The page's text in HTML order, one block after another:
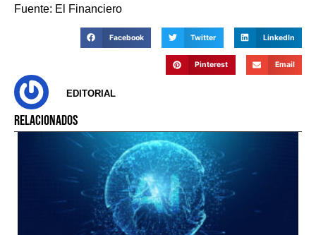
Fuente: El Financiero
Facebook Twitter LinkedIn
Pinterest Email
EDITORIAL
RELACIONADOS